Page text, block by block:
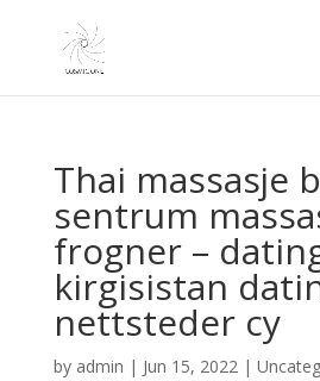
Thai massasje
sentrum
frogner –
kirgisistan
nettsteder cy
by admin | Jun 15, 2022|